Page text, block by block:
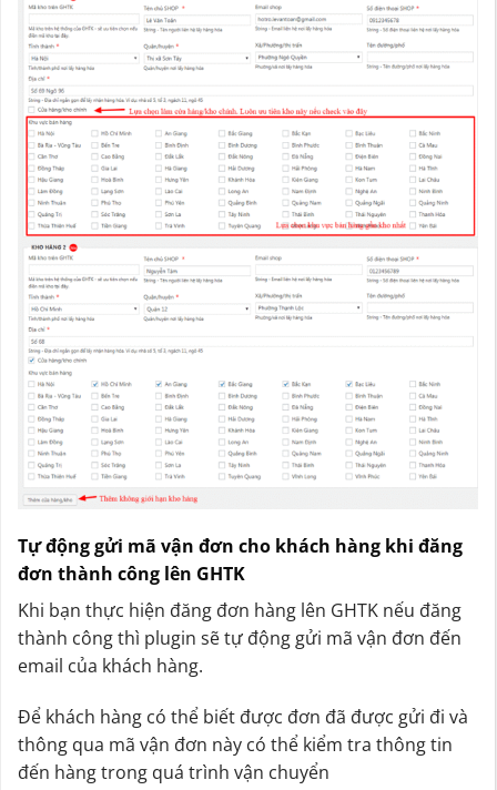
Tự động gửi mã vận đơn cho khách hàng khi đăng
đơn thành công lên GHTK
Khi bạn thực hiện đăng đơn hàng lên GHTK nếu đăng
thành công thì plugin sẽ tự động gửi mã vận đơn đến
email của khách hàng.
Để khách hàng có thể biết được đơn đã được gửi đi và
thông qua mã vận đơn này có thể kiểm tra thông tin
đến hàng trong quá trình vận chuyển